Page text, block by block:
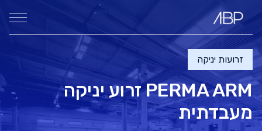
זרועות יניקה
PERMA ARMזרוע יניקה
מעבדתית